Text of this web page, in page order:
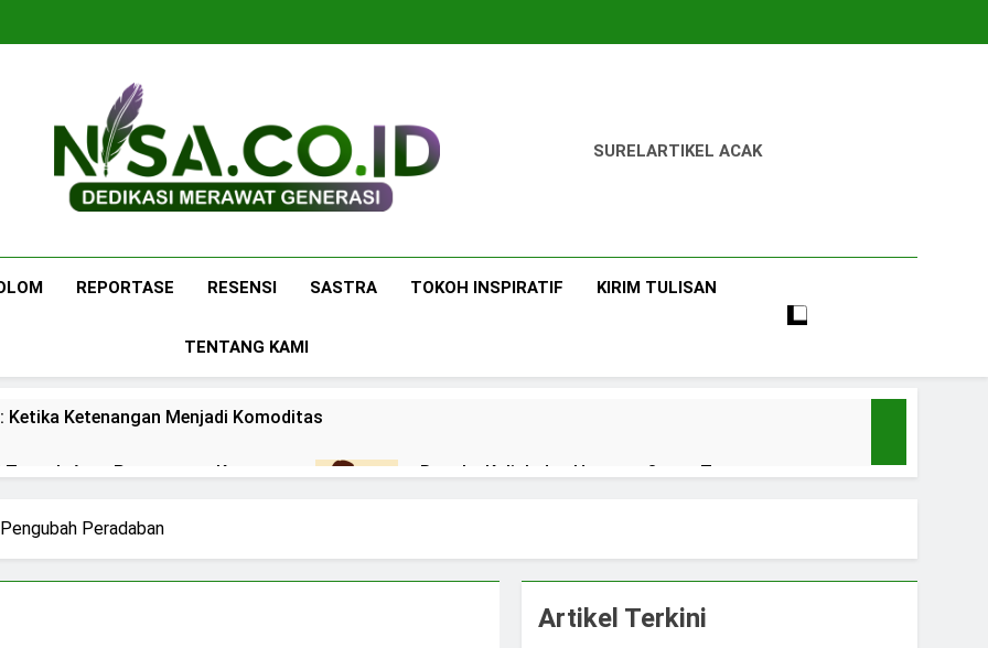
Nisa.co.id
SURELARTIKEL ACAK
REPORTASE RESENSI SASTRA TOKOH INSPIRATIF KIRIM TULISAN
TENTANG KAMI
Ketika Ketenangan Menjadi Komoditas
Arus Pertemanan Kampus Bangku Kuliah dan Harapan Orang Tua
Perempuan Mandiri
laki Skincare untuk Semua Gender
Peradaban
Artikel Terkini